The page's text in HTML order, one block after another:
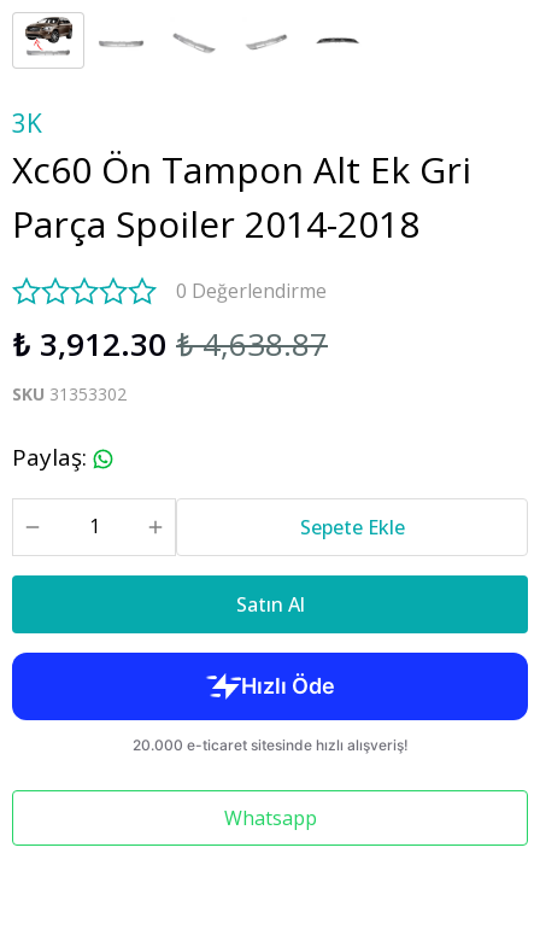
3K
Xc60 Ön Tampon Alt Ek Gri
Parça Spoiler 2014-2018
0 Değerlendirme
₺ 3,912.30 ₺ 4,638.87
SKU 31353302
Paylaş:
Sepete Ekle
Satın Al
Whatsapp